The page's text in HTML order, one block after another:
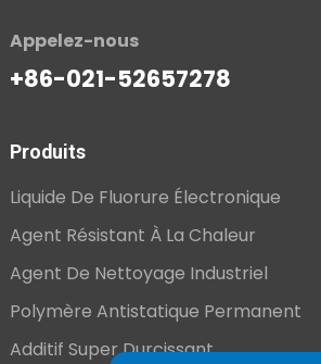
Appelez-nous
+86-021-52657278
Produits
Liquide De Fluorure Électronique
Agent Résistant À La Chaleur
Agent De Nettoyage Industriel
Polymère Antistatique Permanent
Additif Super Durcissant